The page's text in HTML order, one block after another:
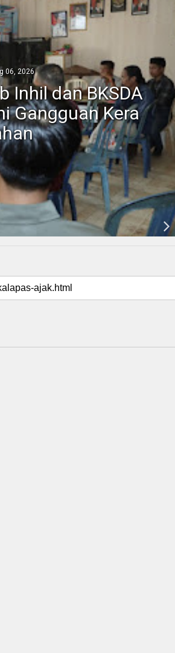
06, 2026
Inhil dan BKSDA
Gangguan Kera